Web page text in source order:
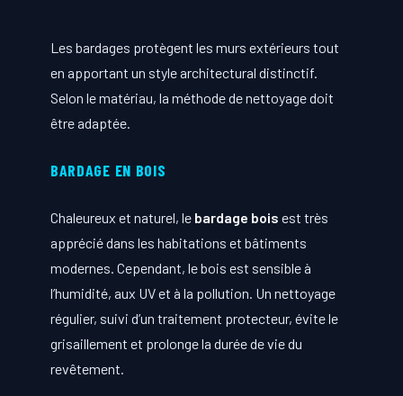
Les bardages protègent les murs extérieurs tout
en apportant un style architectural distinctif.
Selon le matériau, la méthode de nettoyage doit
être adaptée.
BARDAGE EN BOIS
Chaleureux et naturel, le bardage bois est très
apprécié dans les habitations et bâtiments
modernes. Cependant, le bois est sensible à
l’humidité, aux UV et à la pollution. Un nettoyage
régulier, suivi d’un traitement protecteur, évite le
grisaillement et prolonge la durée de vie du
revêtement.